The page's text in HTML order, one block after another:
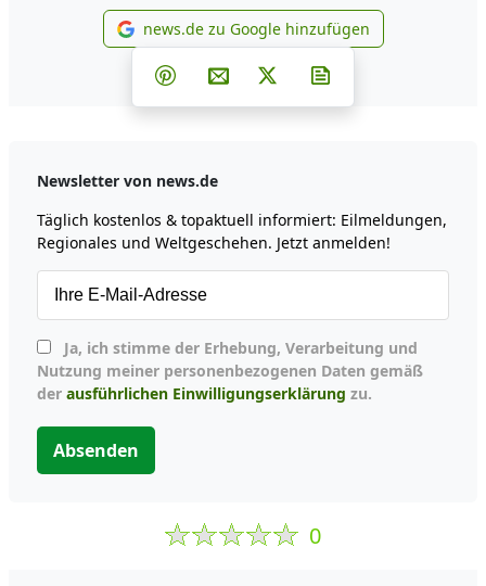
news.de zu Google
news.de zu Google hinzufügen
Teilen auf Facebook
Teilen auf Whatsapp
Teilen auf Telegram
Teilen auf Pinterest
Per E-Mail teilen
Post auf X
Newsletter von news.de
Täglich kostenlos & topaktuell informiert: Eilmeldungen,
Regionales und Weltgeschehen. Jetzt anmelden!
Nutzung meiner personenbezogenen Daten gemäß
der ausführlichen Einwilligungserklärung zu.
Absenden
0